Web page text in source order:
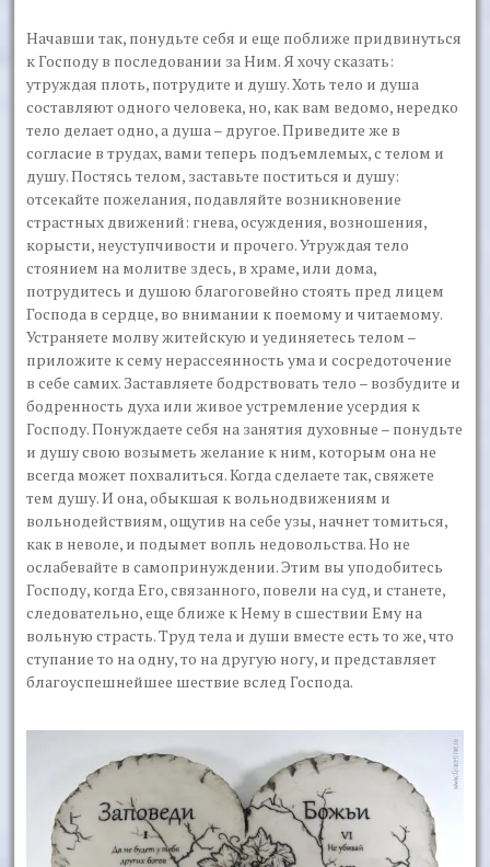
Начавши так, понудьте себя и еще поближе придвинуться
к Господу в последовании за Ним. Я хочу сказать:
утруждая плоть, потрудите и душу. Хоть тело и душа
составляют одного человека, но, как вам ведомо, нередко
тело делает одно, а душа – другое. Приведите же в
согласие в трудах, вами теперь подъемлемых, с телом и
душу. Постясь телом, заставьте поститься и душу:
отсекайте пожелания, подавляйте возникновение
страстных движений: гнева, осуждения, возношения,
корысти, неуступчивости и прочего. Утруждая тело
стоянием на молитве здесь, в храме, или дома,
потрудитесь и душою благоговейно стоять пред лицем
Господа в сердце, во внимании к поемому и читаемому.
Устраняете молву житейскую и уединяетесь телом –
приложите к сему нерассеянность ума и сосредоточение
в себе самих. Заставляете бодрствовать тело – возбудите и
бодренность духа или живое устремление усердия к
Господу. Понуждаете себя на занятия духовные – понудьте
и душу свою возыметь желание к ним, которым она не
всегда может похвалиться. Когда сделаете так, свяжете
тем душу. И она, обыкшая к вольнодвижениям и
вольнодействиям, ощутив на себе узы, начнет томиться,
как в неволе, и подымет вопль недовольства. Но не
ослабевайте в самопринуждении. Этим вы уподобитесь
Господу, когда Его, связанного, повели на суд, и станете,
следовательно, еще ближе к Нему в сшествии Ему на
вольную страсть. Труд тела и души вместе есть то же, что
ступание то на одну, то на другую ногу, и представляет
благоуспешнейшее шествие вслед Господа.